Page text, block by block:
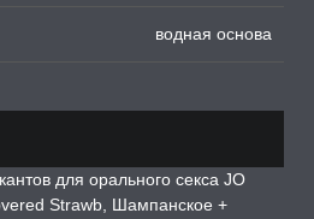
водная основа
для орального секса JO
Strawb, Шампанское +